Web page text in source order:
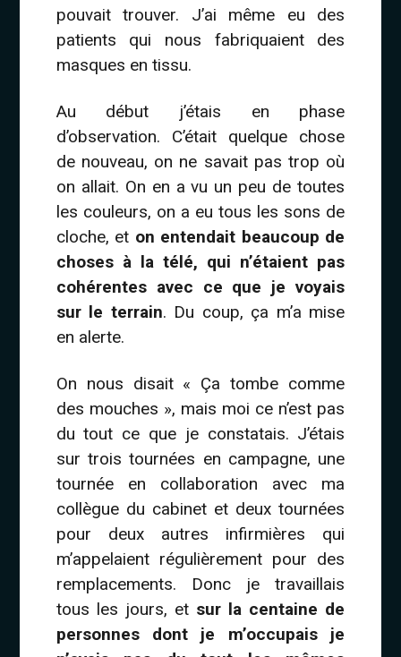
pouvait trouver. J’ai même eu des
patients qui nous fabriquaient des
masques en tissu.
Au début j’étais en phase
d’observation. C’était quelque chose
de nouveau, on ne savait pas trop où
on allait. On en a vu un peu de toutes
les couleurs, on a eu tous les sons de
cloche, et on entendait beaucoup de
choses à la télé, qui n’étaient pas
cohérentes avec ce que je voyais
sur le terrain. Du coup, ça m’a mise
en alerte.
On nous disait « Ça tombe comme
des mouches », mais moi ce n’est pas
du tout ce que je constatais. J’étais
sur trois tournées en campagne, une
tournée en collaboration avec ma
collègue du cabinet et deux tournées
pour deux autres infirmières qui
m’appelaient régulièrement pour des
remplacements. Donc je travaillais
tous les jours, et sur la centaine de
personnes dont je m’occupais je